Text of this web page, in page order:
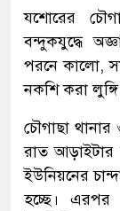
যশোরের
বন্দুকযুদ্ধে
পরনে কালো,
নকশি করা
চৌগাছা থানার
রাত
ইউনিয়নের
হচ্ছে। এরপর